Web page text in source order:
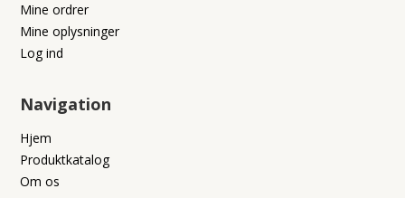
Mine ordrer
Mine oplysninger
Log ind
Navigation
Hjem
Produktkatalog
Om os